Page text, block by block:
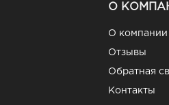
О
О компании
Отзывы
Обратная
Контакты